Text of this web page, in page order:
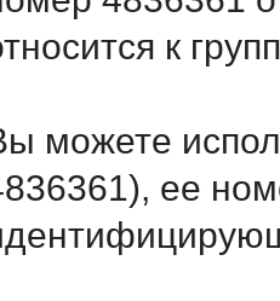
к
можете
ее